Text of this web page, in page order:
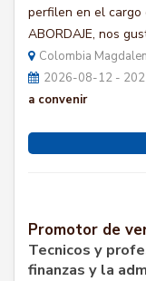
perfilen en el cargo
ABORDAJE, nos
Colombia
2026-08-12 -
a convenir
Promotor de
Tecnicos y
finanzas y la